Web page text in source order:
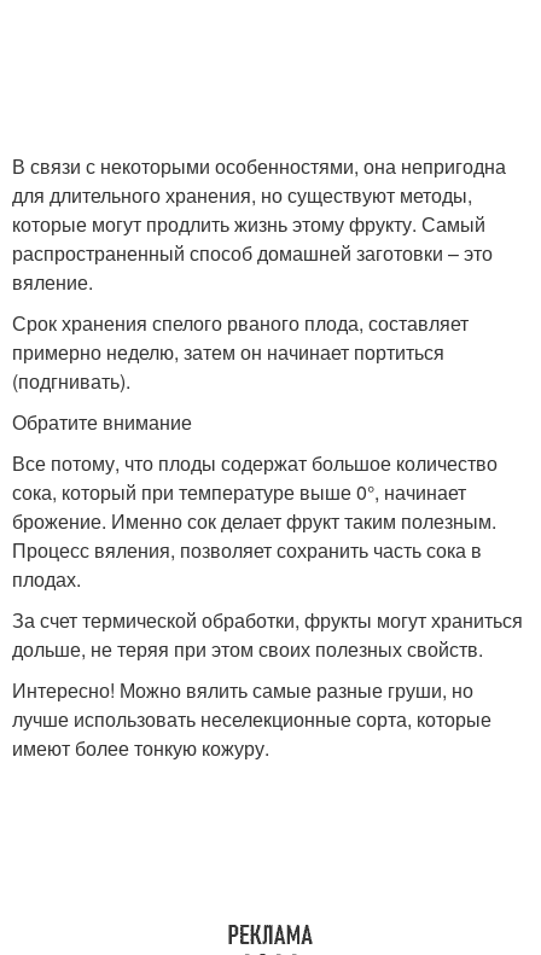
В связи с некоторыми особенностями, она непригодна
для длительного хранения, но существуют методы,
которые могут продлить жизнь этому фрукту. Самый
распространенный способ домашней заготовки – это
вяление.
Срок хранения спелого рваного плода, составляет
примерно неделю, затем он начинает портиться
(подгнивать).
Обратите внимание
Все потому, что плоды содержат большое количество
сока, который при температуре выше 0°, начинает
брожение. Именно сок делает фрукт таким полезным.
Процесс вяления, позволяет сохранить часть сока в
плодах.
За счет термической обработки, фрукты могут храниться
дольше, не теряя при этом своих полезных свойств.
Интересно! Можно вялить самые разные груши, но
лучше использовать неселекционные сорта, которые
имеют более тонкую кожуру.